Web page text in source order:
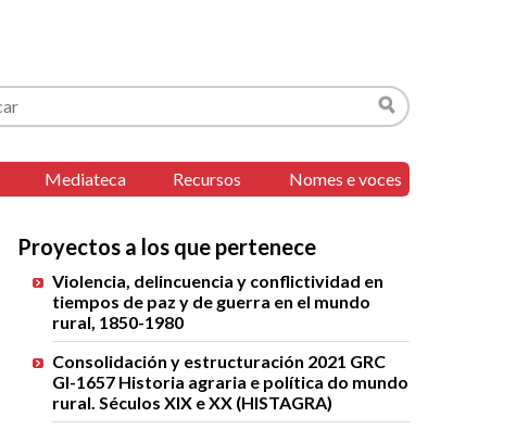
Buscar
Mediateca Recursos Nomes e voces
Proyectos a los que pertenece
Violencia, delincuencia y conflictividad en
tiempos de paz y de guerra en el mundo
rural, 1850-1980
Consolidación y estructuración 2021 GRC
GI-1657 Historia agraria e política do mundo
rural. Séculos XIX e XX (HISTAGRA)